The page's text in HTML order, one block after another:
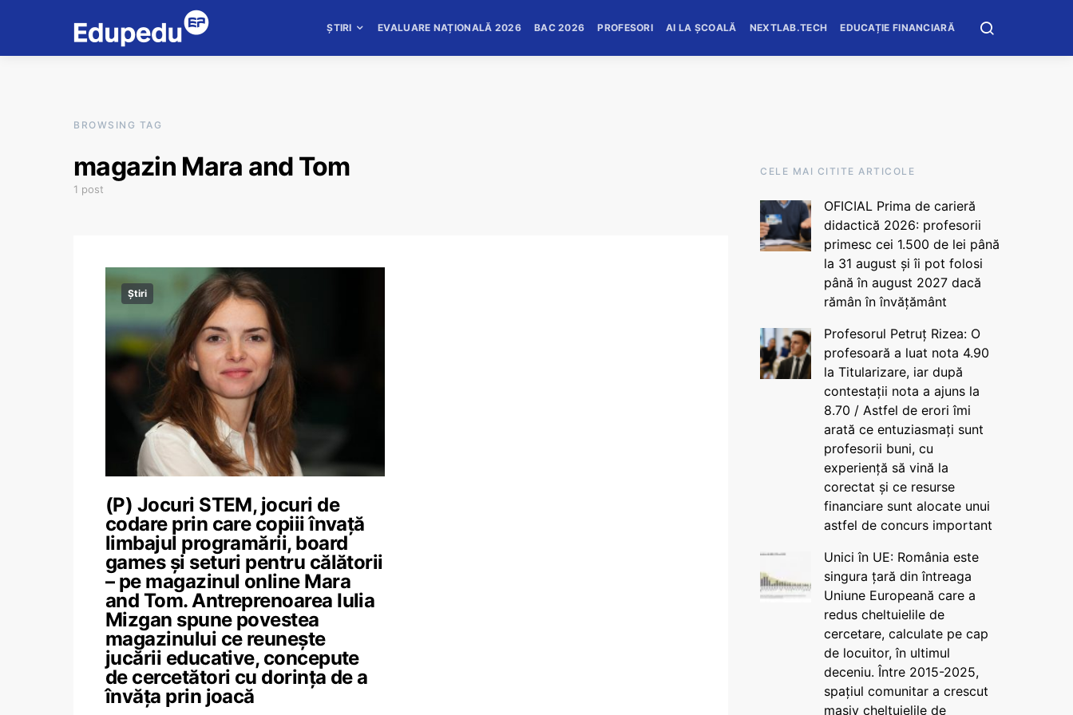
ȘTIRI EVALUARE NAȚIONALĂ 2026 BAC 2026 PROFESORI AI LA ȘCOALĂ NEXTLAB.TECH EDUCAȚIE FINANCIARĂ
BROWSING TAG
magazin Mara and Tom
1 post
Știri
(P) Jocuri STEM, jocuri de
codare prin care copiii învață
limbajul programării, board
games și seturi pentru călătorii
– pe magazinul online Mara
and Tom. Antreprenoarea Iulia
Mizgan spune povestea
magazinului ce reunește
jucării educative, concepute
de cercetători cu dorința de a
învăța prin joacă
CELE MAI CITITE ARTICOLE
OFICIAL Prima de carieră
didactică 2026: profesorii
primesc cei 1.500 de lei până
la 31 august și îi pot folosi
până în august 2027 dacă
rămân în învățământ
Profesorul Petruț Rizea: O
profesoară a luat nota 4.90
la Titularizare, iar după
contestații nota a ajuns la
8.70 / Astfel de erori îmi
arată ce entuziasmați sunt
profesorii buni, cu
experiență să vină la
corectat și ce resurse
financiare sunt alocate unui
astfel de concurs important
Unici în UE: România este
singura țară din întreaga
Uniune Europeană care a
redus cheltuielile de
cercetare, calculate pe cap
de locuitor, în ultimul
deceniu. Între 2015-2025,
spațiul comunitar a crescut
masiv cheltuielile de